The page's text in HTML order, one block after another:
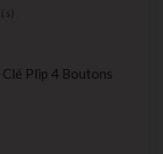
Plip 4 Boutons